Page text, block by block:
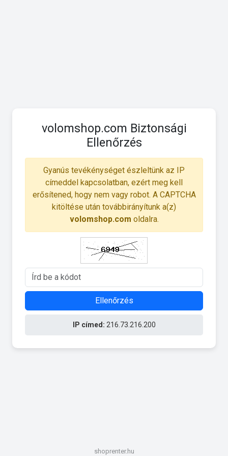
volomshop.com Biztonsági
Ellenőrzés
Gyanús tevékénységet észleltünk az IP
címeddel kapcsolatban, ezért meg kell
erősítened, hogy nem vagy robot. A CAPTCHA
kitöltése után továbbirányítunk a(z)
volomshop.com oldalra.
Ellenőrzés
IP címed: 216.73.216.200
shoprenter.hu